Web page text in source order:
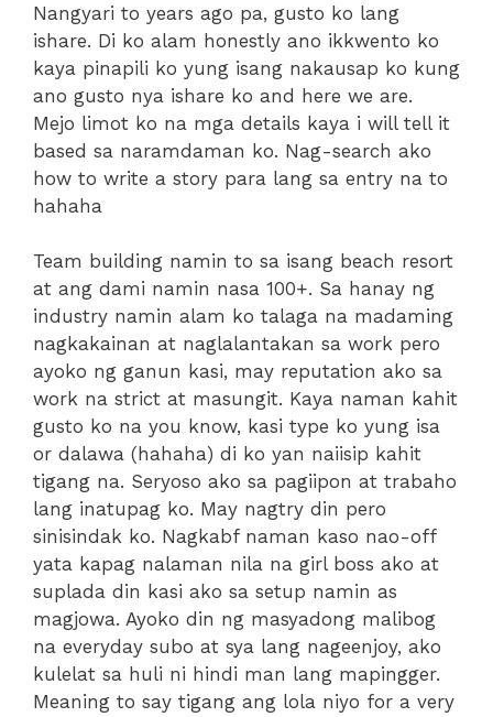
Nangyari to years ago pa, gusto ko lang
ishare. Di ko alam honestly ano ikkwento ko
kaya pinapili ko yung isang nakausap ko kung
ano gusto nya ishare ko and here we are.
Mejo limot ko na mga details kaya i will tell it
based sa naramdaman ko. Nag-search ako
how to write a story para lang sa entry na to
hahaha
Team building namin to sa isang beach resort
at ang dami namin nasa 100+. Sa hanay ng
industry namin alam ko talaga na madaming
nagkakainan at naglalantakan sa work pero
ayoko ng ganun kasi, may reputation ako sa
work na strict at masungit. Kaya naman kahit
gusto ko na you know, kasi type ko yung isa
or dalawa (hahaha) di ko yan naiisip kahit
tigang na. Seryoso ako sa pagiipon at trabaho
lang inatupag ko. May nagtry din pero
sinisindak ko. Nagkabf naman kaso nao-off
yata kapag nalaman nila na girl boss ako at
suplada din kasi ako sa setup namin as
magjowa. Ayoko din ng masyadong malibog
na everyday subo at sya lang nageenjoy, ako
kulelat sa huli ni hindi man lang mapingger.
Meaning to say tigang ang lola niyo for a very